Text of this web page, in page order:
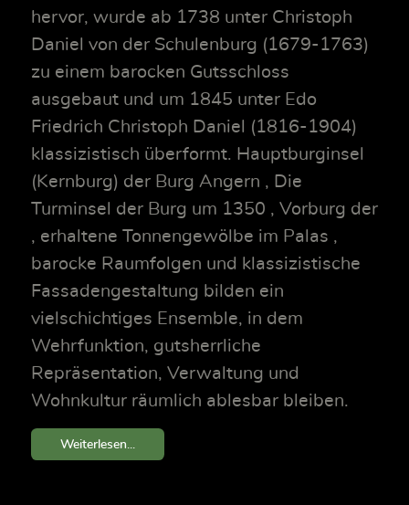
hervor, wurde ab 1738 unter Christoph
Daniel von der Schulenburg (1679-1763)
zu einem barocken Gutsschloss
ausgebaut und um 1845 unter Edo
Friedrich Christoph Daniel (1816-1904)
klassizistisch überformt. Hauptburginsel
(Kernburg) der Burg Angern , Die
Turminsel der Burg um 1350 , Vorburg der
, erhaltene Tonnengewölbe im Palas ,
barocke Raumfolgen und klassizistische
Fassadengestaltung bilden ein
vielschichtiges Ensemble, in dem
Wehrfunktion, gutsherrliche
Repräsentation, Verwaltung und
Wohnkultur räumlich ablesbar bleiben.
Weiterlesen...